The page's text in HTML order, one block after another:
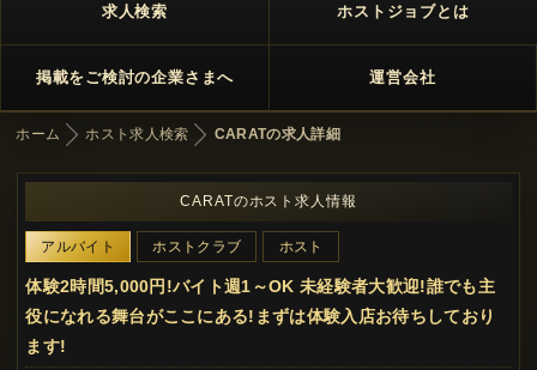
求人検索 ホストジョブとは
掲載をご検討の企業さまへ 運営会社
ホーム ホスト求人検索 CARATの求人詳細
CARATのホスト求人情報
アルバイト ホストクラブ ホスト
体験2時間5,000円!バイト週1～OK 未経験者大歓迎!誰でも主
役になれる舞台がここにある!まずは体験入店お待ちしており
ます!